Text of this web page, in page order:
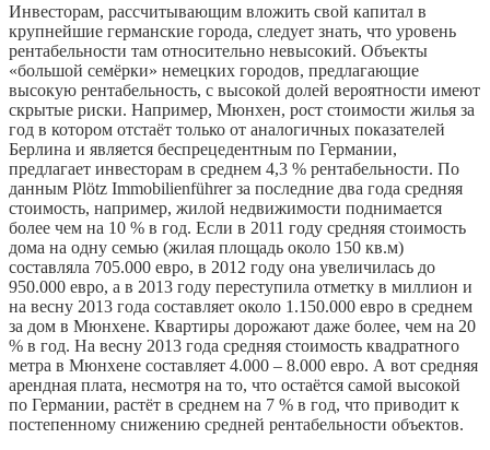
Инвесторам, рассчитывающим вложить свой капитал в
крупнейшие германские города, следует знать, что уровень
рентабельности там относительно невысокий. Объекты
«большой семёрки» немецких городов, предлагающие
высокую рентабельность, с высокой долей вероятности имеют
скрытые риски. Например, Мюнхен, рост стоимости жилья за
год в котором отстаёт только от аналогичных показателей
Берлина и является беспрецедентным по Германии,
предлагает инвесторам в среднем 4,3 % рентабельности. По
данным Plötz Immobilienführer за последние два года средняя
стоимость, например, жилой недвижимости поднимается
более чем на 10 % в год. Если в 2011 году средняя стоимость
дома на одну семью (жилая площадь около 150 кв.м)
составляла 705.000 евро, в 2012 году она увеличилась до
950.000 евро, а в 2013 году переступила отметку в миллион и
на весну 2013 года составляет около 1.150.000 евро в среднем
за дом в Мюнхене. Квартиры дорожают даже более, чем на 20
% в год. На весну 2013 года средняя стоимость квадратного
метра в Мюнхене составляет 4.000 – 8.000 евро. А вот средняя
арендная плата, несмотря на то, что остаётся самой высокой
по Германии, растёт в среднем на 7 % в год, что приводит к
постепенному снижению средней рентабельности объектов.